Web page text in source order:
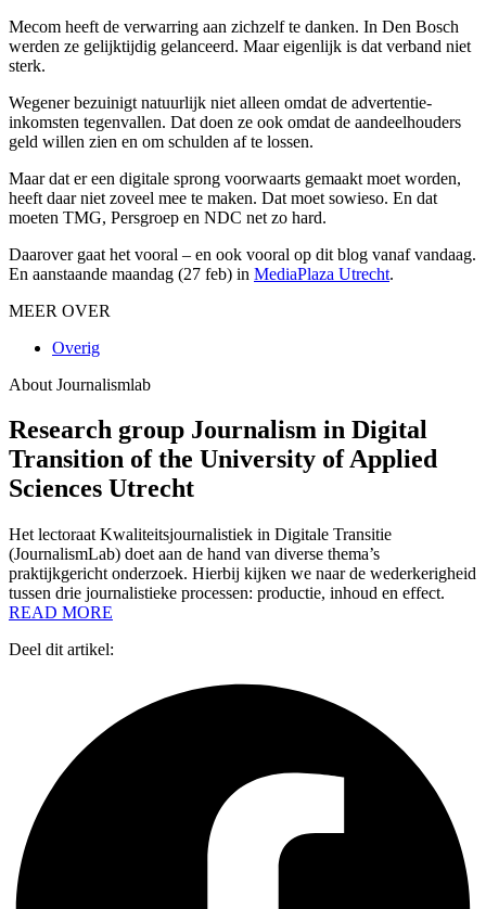
Mecom heeft de verwarring aan zichzelf te danken. In Den Bosch
werden ze gelijktijdig gelanceerd. Maar eigenlijk is dat verband niet
sterk.
Wegener bezuinigt natuurlijk niet alleen omdat de advertentie-
inkomsten tegenvallen. Dat doen ze ook omdat de aandeelhouders
geld willen zien en om schulden af te lossen.
Maar dat er een digitale sprong voorwaarts gemaakt moet worden,
heeft daar niet zoveel mee te maken. Dat moet sowieso. En dat
moeten TMG, Persgroep en NDC net zo hard.
Daarover gaat het vooral – en ook vooral op dit blog vanaf vandaag.
En aanstaande maandag (27 feb) in MediaPlaza Utrecht.
MEER OVER
Overig
About Journalismlab
Research group Journalism in Digital
Transition of the University of Applied
Sciences Utrecht
Het lectoraat Kwaliteitsjournalistiek in Digitale Transitie
(JournalismLab) doet aan de hand van diverse thema’s
praktijkgericht onderzoek. Hierbij kijken we naar de wederkerigheid
tussen drie journalistieke processen: productie, inhoud en effect.
READ MORE
Deel dit artikel: